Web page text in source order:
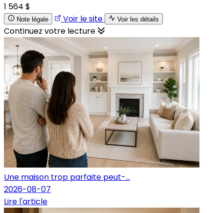
1 564 $
Note légale Voir le site Voir les détails
Continuez votre lecture
Une maison trop parfaite peut-...
2026-08-07
Lire l'article